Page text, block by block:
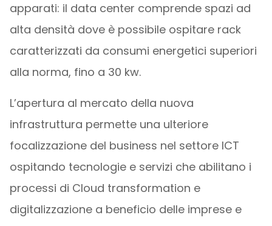
apparati: il data center comprende spazi ad
alta densità dove è possibile ospitare rack
caratterizzati da consumi energetici superiori
alla norma, fino a 30 kw.
L’apertura al mercato della nuova
infrastruttura permette una ulteriore
focalizzazione del business nel settore ICT
ospitando tecnologie e servizi che abilitano i
processi di Cloud transformation e
digitalizzazione a beneficio delle imprese e